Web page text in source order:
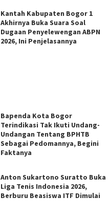
Kantah Kabupaten Bogor 1
Akhirnya Buka Suara Soal
Dugaan Penyelewengan ABPN
2026, Ini Penjelasannya
Bapenda Kota Bogor
Terindikasi Tak Ikuti Undang-
Undangan Tentang BPHTB
Sebagai Pedomannya, Begini
Faktanya
Anton Sukartono Suratto Buka
Liga Tenis Indonesia 2026,
Berburu Beasiswa ITF Dimulai